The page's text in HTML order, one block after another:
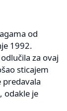
od
1992.
za ovaj
sticajem
predavala
odakle je